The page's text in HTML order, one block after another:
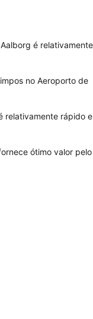
é relativamente
no Aeroporto de
relativamente rápido e
ótimo valor pelo